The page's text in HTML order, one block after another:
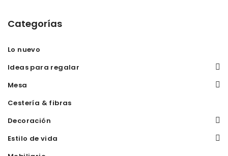
Categorías
Lo nuevo
Ideas para regalar
Mesa
Cestería & fibras
Decoración
Estilo de vida